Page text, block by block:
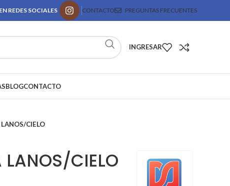
REDES SOCIALES CONTACTO PREGUNTAS FRECUENTES
INGRESAR
BLOGCONTACTO
CIELO
LANOS/CIELO